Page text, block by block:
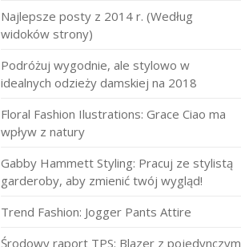
Najlepsze posty z 2014 r. (Według
widoków strony)
Podróżuj wygodnie, ale stylowo w
idealnych odzieży damskiej na 2018
Floral Fashion Ilustrations: Grace Ciao ma
wpływ z natury
Gabby Hammett Styling: Pracuj ze stylistą
garderoby, aby zmienić twój wygląd!
Trend Fashion: Jogger Pants Attire
Środowy raport TPS: Blazer z pojedynczym